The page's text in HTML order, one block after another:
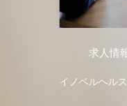
求人情
イノベルヘルス